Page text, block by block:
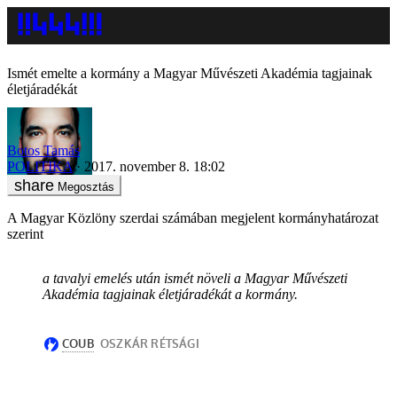
Ismét emelte a kormány a Magyar Művészeti Akadémia tagjainak
életjáradékát
Botos Tamás
POLITIKA
2017. november 8. 18:02
Megosztás
A Magyar Közlöny szerdai számában megjelent kormányhatározat
szerint
a tavalyi emelés után ismét növeli a Magyar Művészeti
Akadémia tagjainak életjáradékát a kormány.